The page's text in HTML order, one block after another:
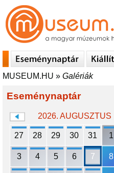
MUSEUM.HU » Galériák
Eseménynaptár
2026. AUGUSZTUS
27 28 29 30 31 1
3 4 5 6 7 8